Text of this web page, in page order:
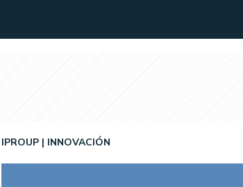
IPROUP INNOVACIÓN